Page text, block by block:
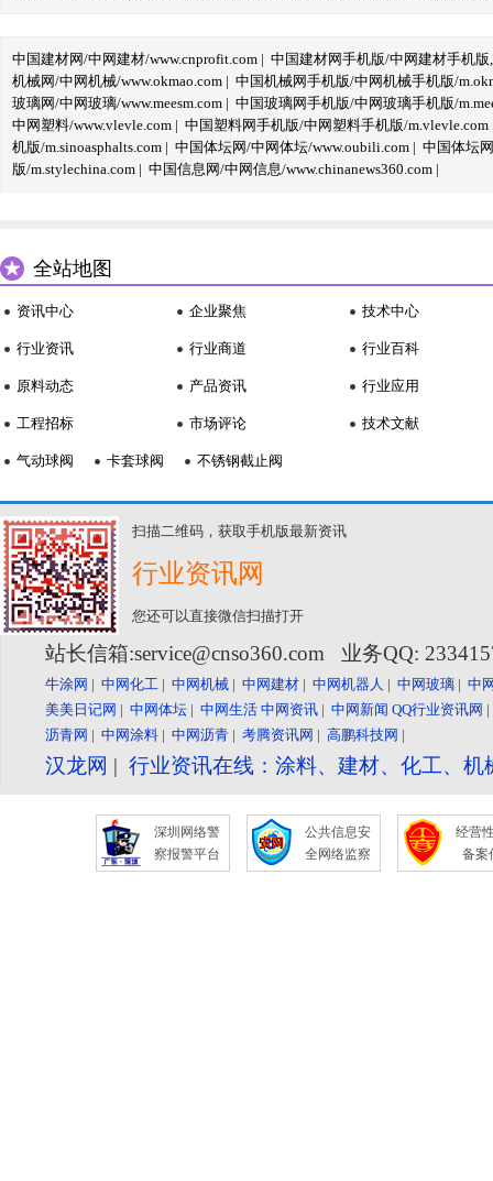
中国建材网/中网建材/www.cnprofit.com | 中国建材网手机版/中网建材手机版
机械网/中网机械/www.okmao.com | 中国机械网手机版/中网机械手机版/
玻璃网/中网玻璃/www.meesm.com | 中国玻璃网手机版/中网玻璃手机版/
中网塑料/www.vlevle.com | 中国塑料网手机版/中网塑料手机版/m.vlevle.com
机版/m.sinoasphalts.com | 中国体坛网/中网体坛/www.oubili.com | 中国体坛
版/m.stylechina.com | 中国信息网/中网信息/www.chinanews360.com |
全站地图
资讯中心
行业资讯
原料动态
工程招标
企业聚焦
行业商道
产品资讯
市场评论
技术中心
行业百科
行业应用
技术文献
气动球阀 卡套球阀 不锈钢截止阀
扫描二维码，获取手机版最新资讯
行业资讯网
您还可以直接微信扫描打开
站长信箱:service@cnso360.com 业务QQ:
牛涂网 | 中网化工 | 中网机械 | 中网建材 | 中网机器人 | 中网玻璃 | 中
美美日记网 | 中网体坛 | 中网生活 中网资讯 | 中网新闻 QQ行业资讯网
沥青网 | 中网涂料 | 中网沥青 | 考腾资讯网 | 高鹏科技网 |
汉龙网 | 行业资讯在线：涂料、建材、化工、
深圳网络警
察报警平台
公共信息安
全网络监察
经营
备案